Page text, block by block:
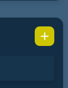
+